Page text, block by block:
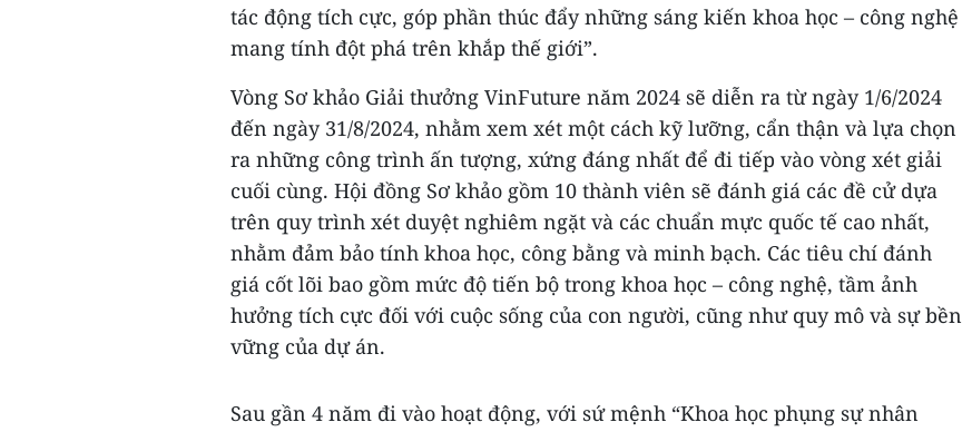
tác động tích cực, góp phần thúc đẩy những sáng kiến khoa học – công nghệ
mang tính đột phá trên khắp thế giới”.
Vòng Sơ khảo Giải thưởng VinFuture năm 2024 sẽ diễn ra từ ngày 1/6/2024
đến ngày 31/8/2024, nhằm xem xét một cách kỹ lưỡng, cẩn thận và lựa chọn
ra những công trình ấn tượng, xứng đáng nhất để đi tiếp vào vòng xét giải
cuối cùng. Hội đồng Sơ khảo gồm 10 thành viên sẽ đánh giá các đề cử dựa
trên quy trình xét duyệt nghiêm ngặt và các chuẩn mực quốc tế cao nhất,
nhằm đảm bảo tính khoa học, công bằng và minh bạch. Các tiêu chí đánh
giá cốt lõi bao gồm mức độ tiến bộ trong khoa học – công nghệ, tầm ảnh
hưởng tích cực đối với cuộc sống của con người, cũng như quy mô và sự bền
vững của dự án.
Sau gần 4 năm đi vào hoạt động, với sứ mệnh “Khoa học phụng sự nhân